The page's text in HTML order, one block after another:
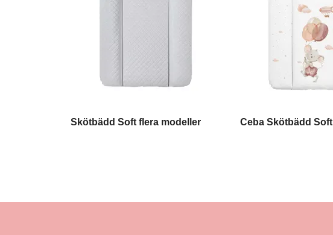
Skötbädd Soft flera modeller Ceba Skötbädd Soft